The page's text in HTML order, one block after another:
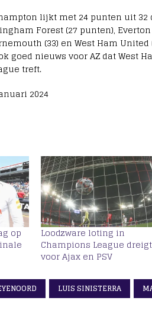
lijkt met 24 punten uit 32
Forest (27 punten), Everton
(33) en West Ham
goed nieuws voor AZ dat West
treft.
2024
op
Loodzware loting in
Champions League dreigt
voor Ajax en PSV
LUIS SINISTERRA